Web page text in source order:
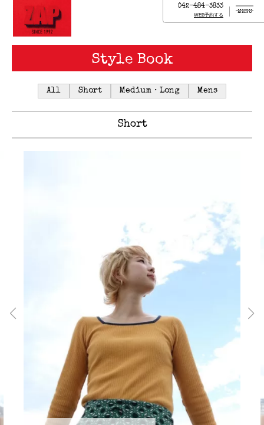
042-484-3833
WEB予約する
MENU
Style Book
All Short Medium・Long Mens
Short